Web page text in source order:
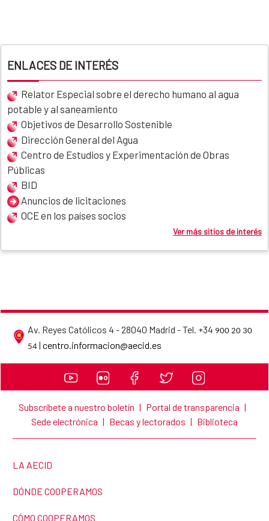
ENLACES DE INTERÉS
Relator Especial sobre el derecho humano al agua
potable y al saneamiento
Objetivos de Desarrollo Sostenible
Dirección General del Agua
Centro de Estudios y Experimentación de Obras
Públicas
BID
Anuncios de licitaciones
OCE en los países socios
Ver más sitios de interés
Av. Reyes Católicos 4 - 28040 Madrid - Tel. +34 900 20 30
54 | centro.informacion@aecid.esAECID contact details
Subscríbete a nuestro boletín | Portal de transparencia |
Sede electrónica | Becas y lectorados | Biblioteca
LINK TO THE WEBSITE:
LA AECID
LINK TO THE WEBSITE:
DÓNDE COOPERAMOS
LINK TO THE WEBSITE:
CÓMO COOPERAMOS